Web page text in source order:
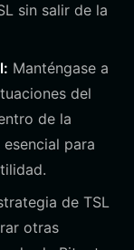
sin salir de la
Manténgase a
del
de la
para
de TSL
otras